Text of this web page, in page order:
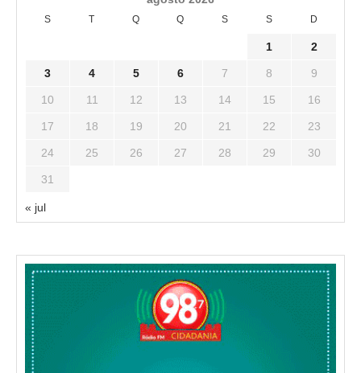
S T Q Q S S D
1 2
3 4 5 6 7 8 9
10 11 12 13 14 15 16
17 18 19 20 21 22 23
24 25 26 27 28 29 30
31
« jul